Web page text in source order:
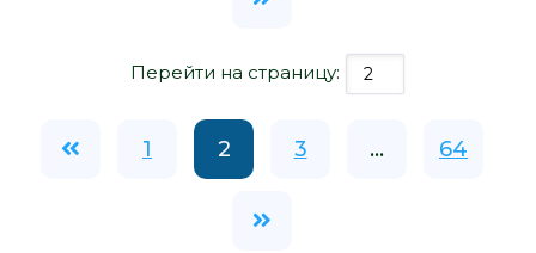
Перейти на страницу:
1 2 3 ... 64